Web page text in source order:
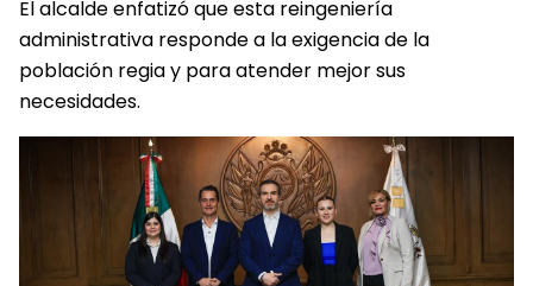
El alcalde enfatizó que esta reingeniería
administrativa responde a la exigencia de la
población regia y para atender mejor sus
necesidades.